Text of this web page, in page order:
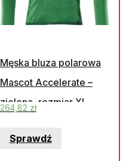
Męska bluza polarowa
Mascot Accelerate –
zielona, rozmiar XL
264,82 zł
Sprawdź